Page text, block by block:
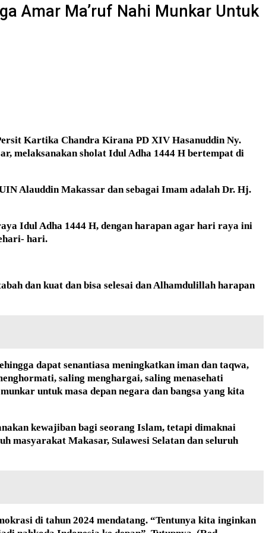
Amar Ma’ruf Nahi Munkar Untuk
Kartika Chandra Kirana PD XIV Hasanuddin Ny.
melaksanakan sholat Idul Adha 1444 H bertempat di
Alauddin Makassar dan sebagai Imam adalah Dr. Hj.
Idul Adha 1444 H, dengan harapan agar hari raya ini
hari.
dan kuat dan bisa selesai dan Alhamdulillah harapan
dapat senantiasa meningkatkan iman dan taqwa,
saling menghargai, saling menasehati
untuk masa depan negara dan bangsa yang kita
kewajiban bagi seorang Islam, tetapi dimaknai
masyarakat Makasar, Sulawesi Selatan dan seluruh
di tahun 2024 mendatang. “Tentunya kita inginkan